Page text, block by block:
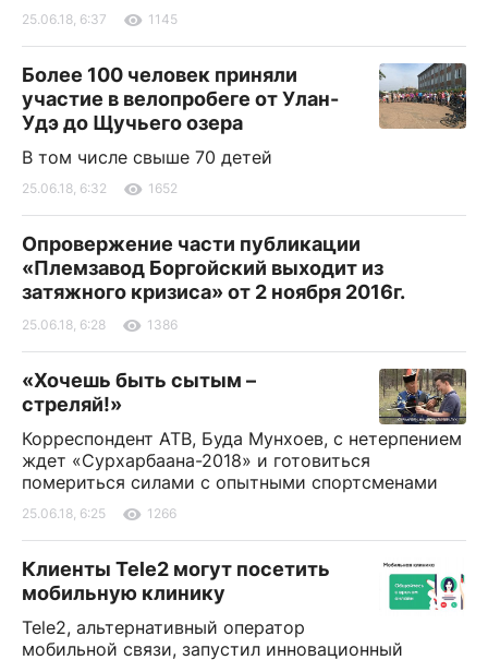
25.06.18, 6:37 1145
Более 100 человек приняли
участие в велопробеге от Улан-
Удэ до Щучьего озера
В том числе свыше 70 детей
25.06.18, 6:32 1652
Опровержение части публикации
«Племзавод Боргойский выходит из
затяжного кризиса» от 2 ноября 2016г.
25.06.18, 6:28 1386
«Хочешь быть сытым –
стреляй!»
Корреспондент АТВ, Буда Мунхоев, с нетерпением
ждет «Сурхарбаана-2018» и готовиться
помериться силами с опытными спортсменами
25.06.18, 6:25 1266
Клиенты Tele2 могут посетить
мобильную клинику
Tele2, альтернативный оператор
мобильной связи, запустил инновационный